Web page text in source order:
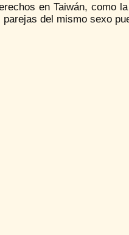
en Taiwán, como
del mismo sexo